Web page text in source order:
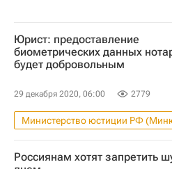
Юрист: предоставление
биометрических данных
будет добровольным
29 декабря 2020, 06:00 2779
Министерство юстиции РФ
Законодательство
Россиянам хотят запретить